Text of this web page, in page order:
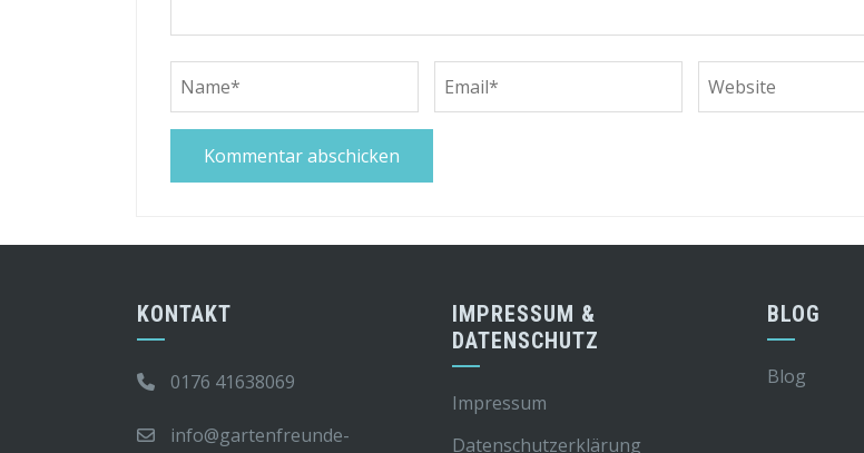
KONTAKT
0176 41638069
info@gartenfreunde-
IMPRESSUM &
DATENSCHUTZ
Impressum
Datenschutzerklärung
BLOG
Blog